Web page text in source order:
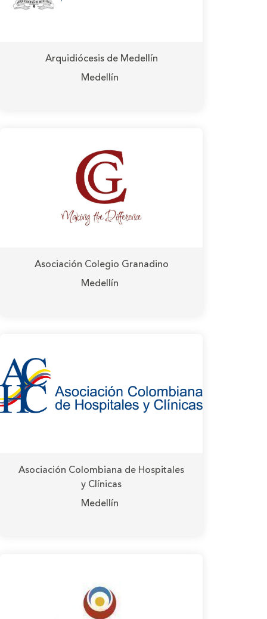
Arquidiócesis de Medellín
Medellín
Asociación Colegio Granadino
Medellín
Asociación Colombiana de Hospitales
y Clínicas
Medellín